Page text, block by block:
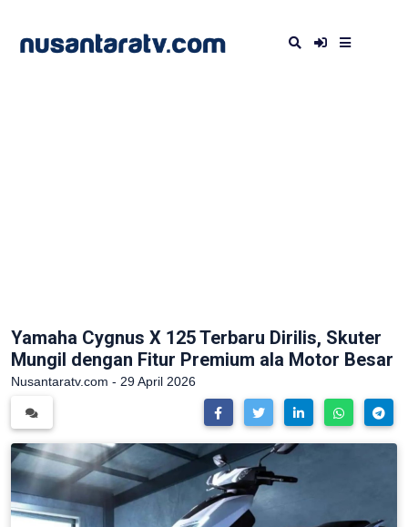
Yamaha Cygnus X 125 Terbaru Dirilis, Skuter
Mungil dengan Fitur Premium ala Motor Besar
Nusantaratv.com - 29 April 2026